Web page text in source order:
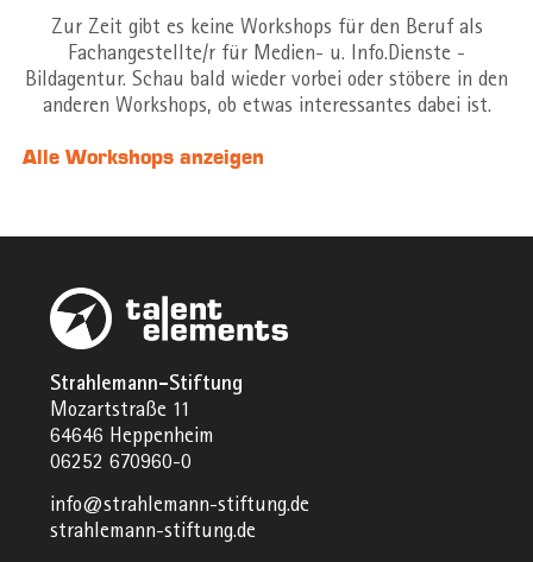
Zur Zeit gibt es keine Workshops für den Beruf als
Fachangestellte/r für Medien- u. Info.Dienste -
Bildagentur. Schau bald wieder vorbei oder stöbere in den
anderen Workshops, ob etwas interessantes dabei ist.
Alle Workshops anzeigen
Strahlemann-Stiftung
Mozartstraße 11
64646 Heppenheim
06252 670960-0
info@strahlemann-stiftung.de
strahlemann-stiftung.de